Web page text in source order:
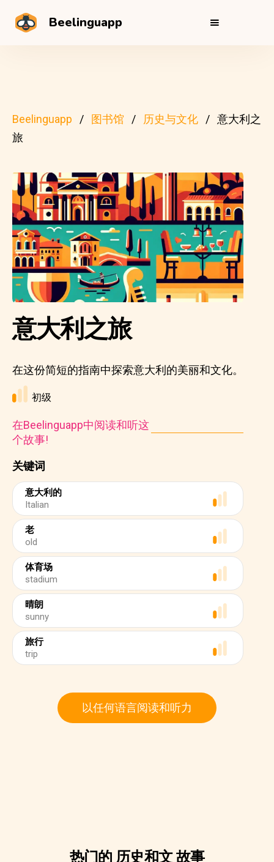
Beelinguapp
Beelinguapp 图书馆 历史与文化
意大利之
旅
关键词
意大利的
Italian
老
old
体育场
stadium
晴朗
sunny
旅行
trip
意大利之旅
在这份简短的指南中探索意大利的美丽和文化。
初级
在Beelinguapp中阅读和听这
个故事!
以任何语言阅读和听力
热门的 历史和文 故事